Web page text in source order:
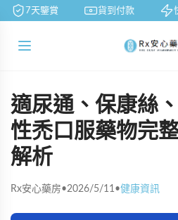
7天鑒賞 貨到付款
適尿通、保康絲
性禿口服藥物完
解析
Rx安心藥房•2026/5/11•健康資訊